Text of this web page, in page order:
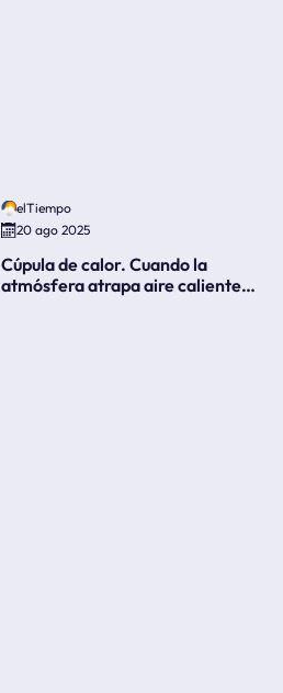
elTiempo
20 ago 2025
Cúpula de calor. Cuando la
atmósfera atrapa aire caliente